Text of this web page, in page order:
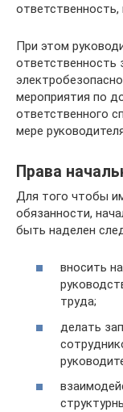
При этом
ответственность
мероприятия по
ответственного
мере
Права
Для того чтобы
обязанности,
быть наделен
вносить
труда;
делать